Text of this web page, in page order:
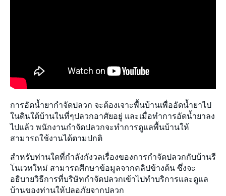
การอัดน้ำยากำจัดปลวก จะต้องเจาะพื้นบ้านเพื่ออัดน้ำยาไป
ในดินใต้บ้านในที่ๆปลวกอาศัยอยู่ และเมื่อทำการอัดน้ำยาลง
ไปแล้ว พนักงานกำจัดปลวกจะทำการดูแลพื้นบ้านให้
สามารถใช้งานได้ตามปกติ
สำหรับท่านใดที่กำลังกังวลเรื่องของการกำจัดปลวกกับบ้านรี
โนเวทใหม่ สามารถศึกษาข้อมูลจากคลิปข้างต้น ซึ่งจะ
อธิบายวิธีการที่บริษัทกำจัดปลวกเข้าไปทำบริการและดูแล
บ้านของท่านให้ปลอภัยจากปลวก